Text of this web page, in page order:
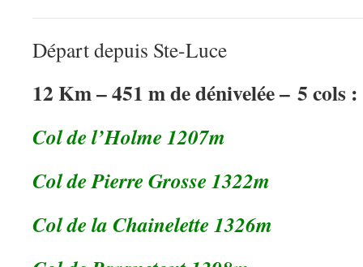
Départ depuis Ste-Luce
12 Km – 451 m de dénivelée – 5 cols :
Col de l’Holme 1207m
Col de Pierre Grosse 1322m
Col de la Chainelette 1326m